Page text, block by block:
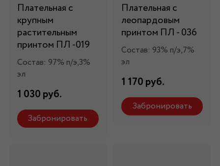
Плательная с
крупным
растительным
принтом ПЛ -019
Состав: 97% п/э,3%
эл
1 030 руб.
Забронировать
Плательная с
леопардовым
принтом ПЛ - 036
Состав: 93% п/э,7%
эл
1 170 руб.
Забронировать